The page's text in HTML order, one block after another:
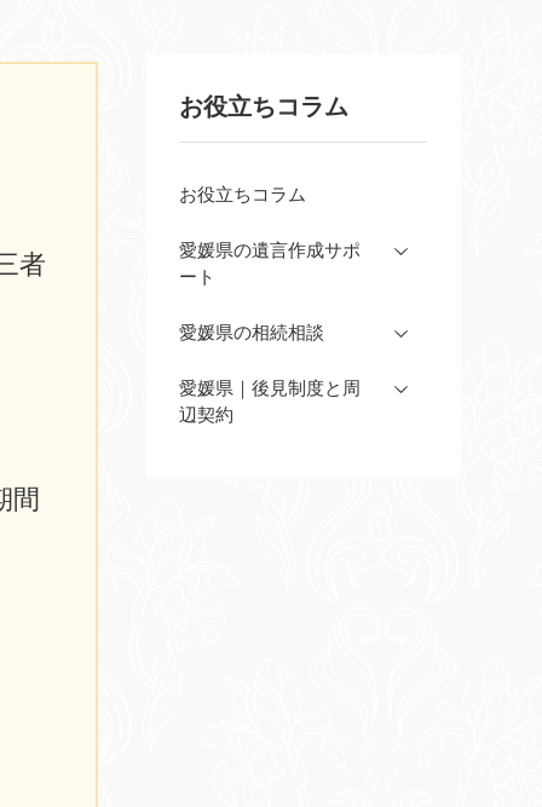
者
間
お役立ちコラム
お役立ちコラム
愛媛県の遺言作成サポ
ート
愛媛県の相続相談
愛媛県｜後見制度と周
辺契約